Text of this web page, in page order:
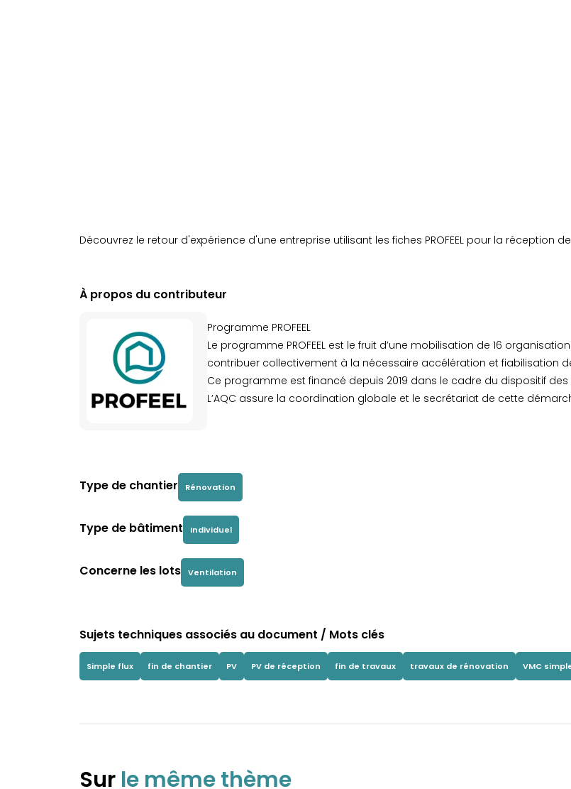
Découvrez le retour d'expérience d'une entreprise utilisant les fiches PROFEEL pour la réception
À propos du contributeur
Programme PROFEEL
Le programme PROFEEL est le fruit d’une mobilisation de 16
contribuer collectivement à la nécessaire accélération et fiabilisation
Ce programme est financé depuis 2019 dans le cadre du dispositif des
L’AQC assure la coordination globale et le secrétariat de cette
Type de chantier Rénovation
Type de bâtiment Individuel
Concerne les lots Ventilation
Sujets techniques associés au document / Mots clés
Simple flux fin de chantier PV PV de réception fin de travaux travaux de rénovation VMC
Sur le même thème